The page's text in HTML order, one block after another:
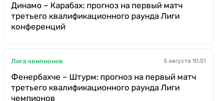
Динамо – Карабах: прогноз на первый матч
третьего квалификационного раунда Лиги
конференций
Лига чемпионов 5 августа 10:51
Фенербахче – Штурм: прогноз на первый матч
третьего квалификационного раунда Лиги
чемпионов